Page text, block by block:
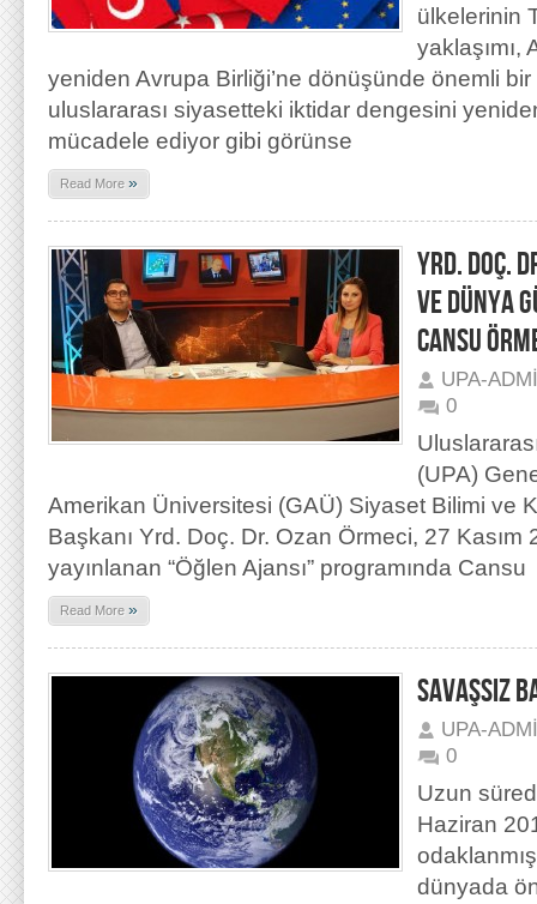
ülkelerinin
yaklaşımı,
yeniden Avrupa Birliği’ne dönüşünde önemli bir
uluslararası siyasetteki iktidar dengesini
mücadele ediyor gibi görünse
Read More »
YRD. DOÇ.
VE DÜNYA
CANSU
UPA-
0
(UPA)
Amerikan Üniversitesi (GAÜ) Siyaset Bilimi ve
Başkanı Yrd. Doç. Dr. Ozan Örmeci, 27 Kasım
yayınlanan “Öğlen Ajansı” programında Cansu
Read More »
SAVAŞSIZ
UPA-
0
Uzun
Haziran
dünyada